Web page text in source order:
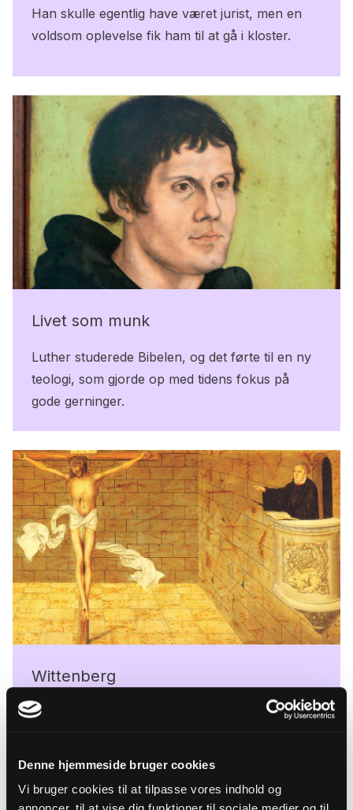
Denne hjemmeside bruger cookies
Vi bruger cookies til at tilpasse vores indhold og
Han skulle egentlig have været jurist, men en
voldsom oplevelse fik ham til at gå i kloster.
Livet som munk
Luther studerede Bibelen, og det førte til en ny
teologi, som gjorde op med tidens fokus på
gode gerninger.
Wittenberg
Luther underviste ved universitetet i Wittenberg,